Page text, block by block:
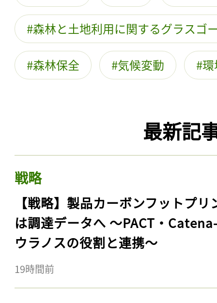
森林と土地利用に関するグラスゴ
森林保全 気候変動
最新記
戦略
【戦略】製品カーボンフットプリ
は調達データへ 〜PACT・
ウラノスの役割と連携〜
19時間前